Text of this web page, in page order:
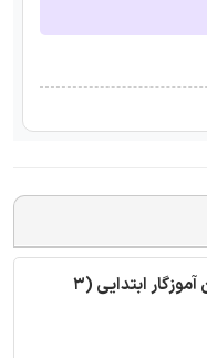
سوالات استخدامی شب آزمون آموزگار ابتدایی (3